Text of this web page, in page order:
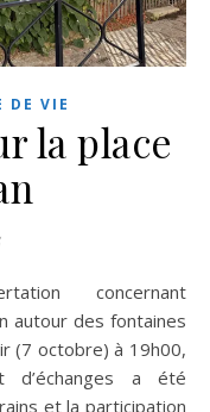
DE VIE
la place
autour des fontaines
(7 octobre) à 19h00,
d’échanges a été
et la participation